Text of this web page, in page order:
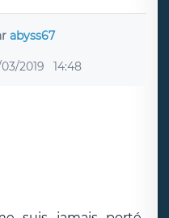
abyss67
2019 14:48